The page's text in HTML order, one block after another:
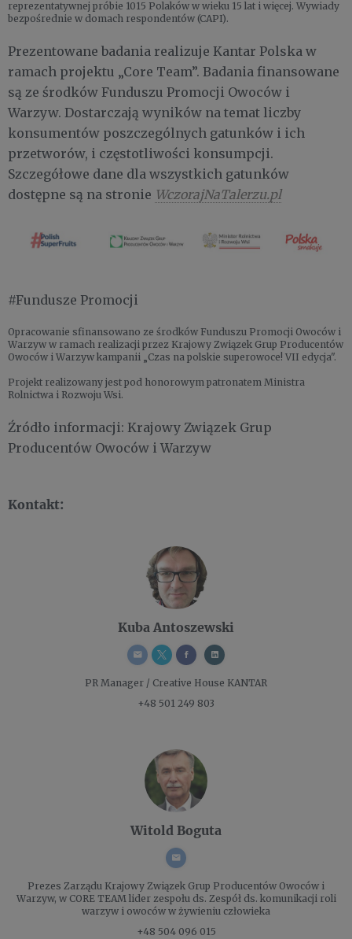
reprezentatywnej próbie 1015 Polaków w wieku 15 lat i więcej. Wywiady
bezpośrednie w domach respondentów (CAPI).
Prezentowane badania realizuje Kantar Polska w
ramach projektu „Core Team”. Badania finansowane
są ze środków Funduszu Promocji Owoców i
Warzyw. Dostarczają wyników na temat liczby
konsumentów poszczególnych gatunków i ich
przetworów, i częstotliwości konsumpcji.
Szczegółowe dane dla wszystkich gatunków
dostępne są na stronie WczorajNaTalerzu.pl
#Fundusze Promocji
Opracowanie sfinansowano ze środków Funduszu Promocji Owoców i
Warzyw w ramach realizacji przez Krajowy Związek Grup Producentów
Owoców i Warzyw kampanii „Czas na polskie superowoce! VII edycja".
Projekt realizowany jest pod honorowym patronatem Ministra
Rolnictwa i Rozwoju Wsi.
Źródło informacji: Krajowy Związek Grup
Producentów Owoców i Warzyw
Kontakt:
Kuba Antoszewski
PR Manager / Creative House KANTAR
+48 501 249 803
Witold Boguta
Prezes Zarządu Krajowy Związek Grup Producentów Owoców i
Warzyw, w CORE TEAM lider zespołu ds. Zespół ds. komunikacji roli
warzyw i owoców w żywieniu człowieka
+48 504 096 015